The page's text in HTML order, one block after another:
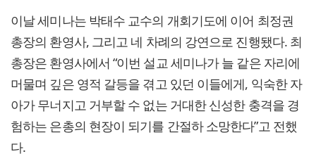
이날 세미나는 박태수 교수의 개회기도에 이어 최정권
총장의 환영사, 그리고 네 차례의 강연으로 진행됐다. 최
총장은 환영사에서 “이번 설교 세미나가 늘 같은 자리에
머물며 깊은 영적 갈등을 겪고 있던 이들에게, 익숙한 자
아가 무너지고 거부할 수 없는 거대한 신성한 충격을 경
험하는 은총의 현장이 되기를 간절하 소망한다”고 전했
다.